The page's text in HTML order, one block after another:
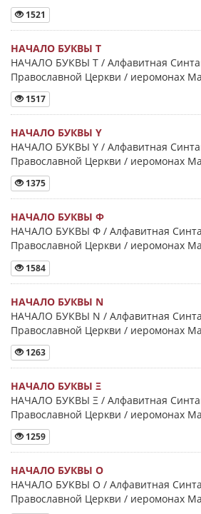
1521
НАЧАЛО БУКВЫ Τ
НАЧАЛО БУКВЫ Τ / Алфавитная
Православной Церкви / иеромонах
1517
НАЧАЛО БУКВЫ Y
НАЧАЛО БУКВЫ Y / Алфавитная
Православной Церкви / иеромонах
1375
НАЧАЛО БУКВЫ Φ
НАЧАЛО БУКВЫ Φ / Алфавитная
Православной Церкви / иеромонах
1584
НАЧАЛО БУКВЫ Ν
НАЧАЛО БУКВЫ Ν / Алфавитная
Православной Церкви / иеромонах
1263
НАЧАЛО БУКВЫ Ξ
НАЧАЛО БУКВЫ Ξ / Алфавитная
Православной Церкви / иеромонах
1259
НАЧАЛО БУКВЫ Ο
НАЧАЛО БУКВЫ Ο / Алфавитная
Православной Церкви / иеромонах